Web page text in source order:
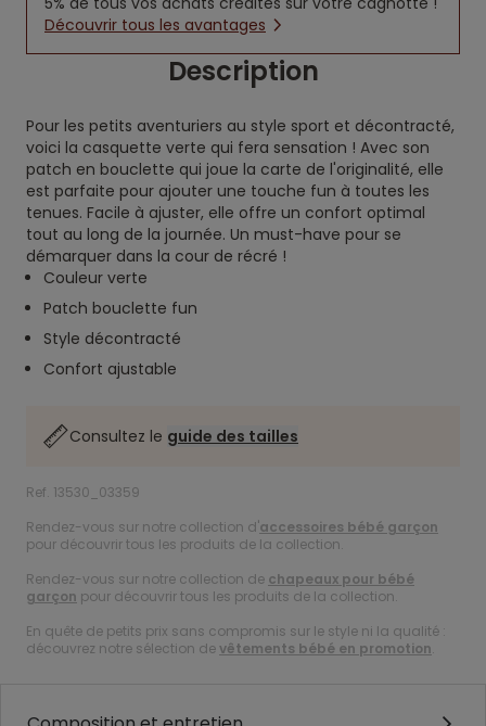
Découvrir tous les avantages
Description
Pour les petits aventuriers au style sport et décontracté,
voici la casquette verte qui fera sensation ! Avec son
patch en bouclette qui joue la carte de l'originalité, elle
est parfaite pour ajouter une touche fun à toutes les
tenues. Facile à ajuster, elle offre un confort optimal
tout au long de la journée. Un must-have pour se
démarquer dans la cour de récré !
Couleur verte
Patch bouclette fun
Style décontracté
Confort ajustable
Consultez le guide des tailles
Ref. 13530_03359
Rendez-vous sur notre collection d'accessoires bébé garçon
pour découvrir tous les produits de la collection.
Rendez-vous sur notre collection de chapeaux pour bébé
garçon pour découvrir tous les produits de la collection.
En quête de petits prix sans compromis sur le style ni la qualité :
découvrez notre sélection devêtements bébé en promotion.